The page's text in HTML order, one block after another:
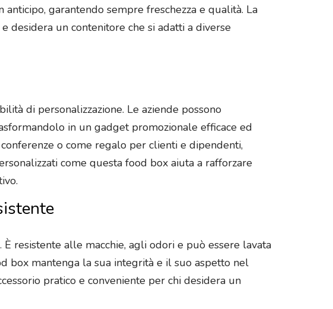
garantendo sempre freschezza e qualità. La
desidera un contenitore che si adatti a diverse
di personalizzazione. Le aziende possono
in un gadget promozionale efficace ed
o come regalo per clienti e dipendenti,
come questa food box aiuta a rafforzare
resistente alle macchie, agli odori e può essere lavata
box mantenga la sua integrità e il suo aspetto nel
pratico e conveniente per chi desidera un